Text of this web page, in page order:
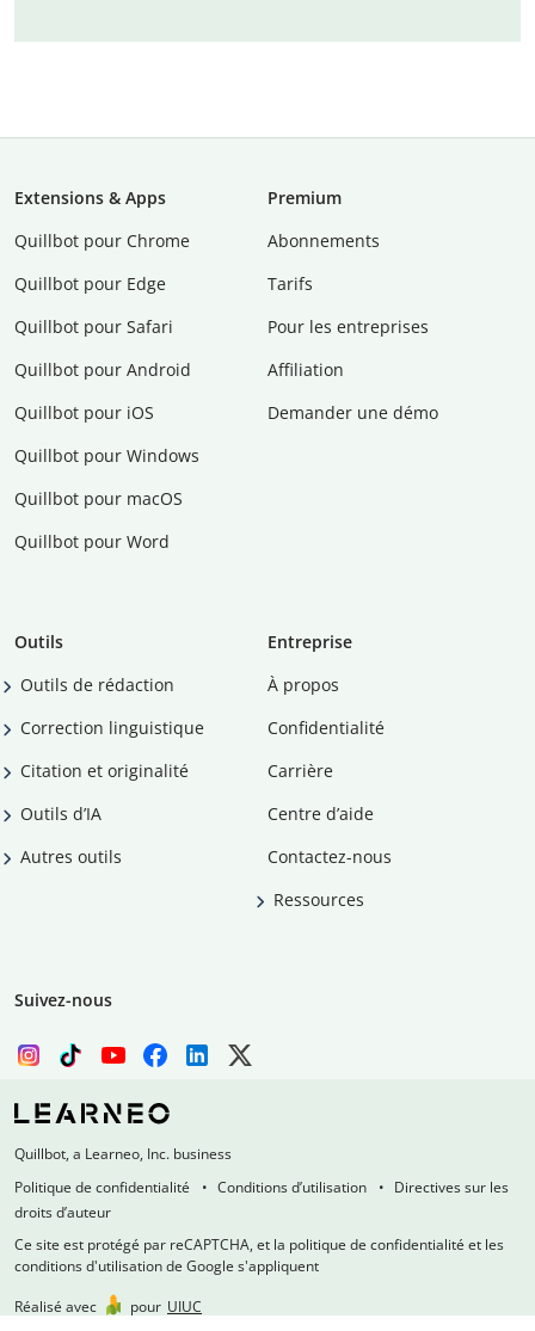
Extensions & Apps
Quillbot pour Chrome
Quillbot pour Edge
Quillbot pour Safari
Quillbot pour Android
Quillbot pour iOS
Quillbot pour Windows
Quillbot pour macOS
Quillbot pour Word
Premium
Abonnements
Tarifs
Pour les entreprises
Affiliation
Demander une démo
Outils
Outils de rédaction
Correction linguistique
Citation et originalité
Outils d’IA
Autres outils
Entreprise
À propos
Confidentialité
Carrière
Centre d’aide
Contactez-nous
Ressources
Suivez-nous
Quillbot, a Learneo, Inc. business
Politique de confidentialité
Conditions d’utilisation
Directives sur les
droits d’auteur
Ce site est protégé par reCAPTCHA, et la politique de confidentialité et les
conditions d'utilisation de Google s'appliquent
Réalisé avec
pour UIUC